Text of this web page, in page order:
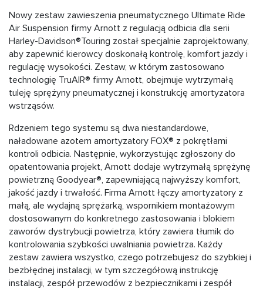
Nowy zestaw zawieszenia pneumatycznego Ultimate Ride
Air Suspension firmy Arnott z regulacją odbicia dla serii
Harley-Davidson®Touring został specjalnie zaprojektowany,
aby zapewnić kierowcy doskonałą kontrolę, komfort jazdy i
regulację wysokości. Zestaw, w którym zastosowano
technologię TruAIR® firmy Arnott, obejmuje wytrzymałą
tuleję sprężyny pneumatycznej i konstrukcję amortyzatora
wstrząsów.
Rdzeniem tego systemu są dwa niestandardowe,
naładowane azotem amortyzatory FOX® z pokrętłami
kontroli odbicia. Następnie, wykorzystując zgłoszony do
opatentowania projekt, Arnott dodaje wytrzymałą sprężynę
powietrzną Goodyear®, zapewniającą najwyższy komfort,
jakość jazdy i trwałość. Firma Arnott łączy amortyzatory z
małą, ale wydajną sprężarką, wspornikiem montażowym
dostosowanym do konkretnego zastosowania i blokiem
zaworów dystrybucji powietrza, który zawiera tłumik do
kontrolowania szybkości uwalniania powietrza. Każdy
zestaw zawiera wszystko, czego potrzebujesz do szybkiej i
bezbłędnej instalacji, w tym szczegółową instrukcję
instalacji, zespół przewodów z bezpiecznikami i zespół